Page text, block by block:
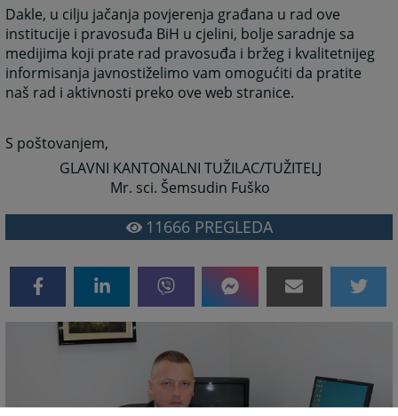
Dakle, u cilju jačanja povjerenja građana u rad ove
institucije i pravosuđa BiH u cjelini, bolje saradnje sa
medijima koji prate rad pravosuđa i bržeg i kvalitetnijeg
informisanja javnostiželimo vam omogućiti da pratite
naš rad i aktivnosti preko ove web stranice.
S poštovanjem,
GLAVNI KANTONALNI TUŽILAC/TUŽITELJ
Mr. sci. Šemsudin Fuško
11666PREGLEDA